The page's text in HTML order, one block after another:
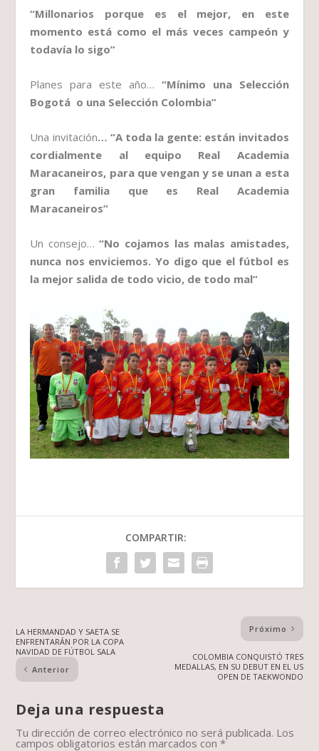
“Millonarios porque es el mejor, en este
momento está como el más veces campeón y
todavía lo sigo”
Planes para este año… “Mínimo una Selección
Bogotá o una Selección Colombia”
Una invitación… “A toda la gente: están invitados
cordialmente al equipo Real Academia
Maracaneiros, para que vengan y se unan a esta
gran familia que es Real Academia
Maracaneiros”
Un consejo…“No cojamos las malas amistades,
nunca nos enviciemos. Yo digo que el fútbol es
la mejor salida de todo vicio, de todo mal”
COMPARTIR:
LA HERMANDAD Y SAETA SE
ENFRENTARÁN POR LA COPA
NAVIDAD DE FÚTBOL SALA
Anterior
Próximo
COLOMBIA CONQUISTÓ TRES
MEDALLAS, EN SU DEBUT EN EL US
OPEN DE TAEKWONDO
Deja una respuesta
Tu dirección de correo electrónico no será publicada. Los
campos obligatorios están marcados con*